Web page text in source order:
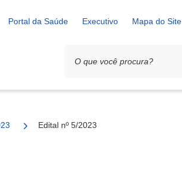
Portal da Saúde Executivo Mapa do Site
Edital nº 5/2023